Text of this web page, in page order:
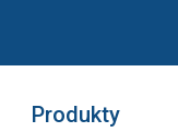
Produkty